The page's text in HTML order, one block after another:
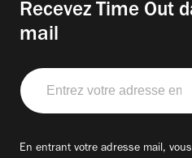
Recevez Time Out
mail
Entrez
votre
adresse
En entrant votre adresse mail,